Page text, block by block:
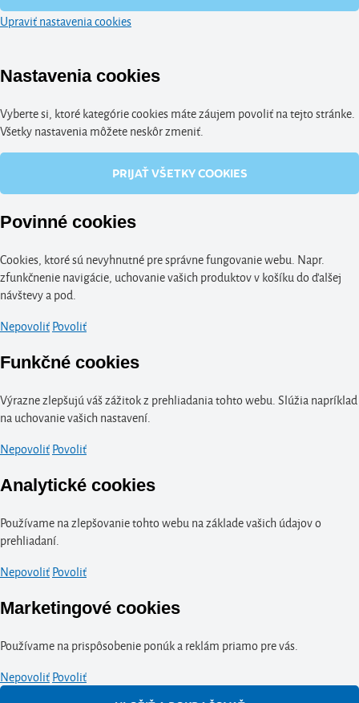
Upraviť nastavenia cookies
Nastavenia cookies
Vyberte si, ktoré kategórie cookies máte záujem povoliť na tejto stránke.
Všetky nastavenia môžete neskôr zmeniť.
PRIJAŤ VŠETKY COOKIES
Povinné cookies
Cookies, ktoré sú nevyhnutné pre správne fungovanie webu. Napr.
zfunkčnenie navigácie, uchovanie vašich produktov v košíku do ďalšej
návštevy a pod.
NepovoliťPovoliť
Funkčné cookies
Výrazne zlepšujú váš zážitok z prehliadania tohto webu. Slúžia napríklad
na uchovanie vašich nastavení.
NepovoliťPovoliť
Analytické cookies
Používame na zlepšovanie tohto webu na základe vašich údajov o
prehliadaní.
NepovoliťPovoliť
Marketingové cookies
Používame na prispôsobenie ponúk a reklám priamo pre vás.
NepovoliťPovoliť